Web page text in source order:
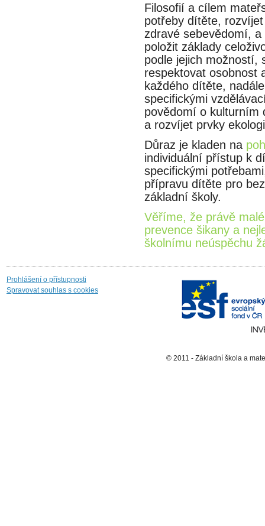
Filosofií a cílem
potřeby dítěte,
zdravé sebevědomí,
položit základy
podle jejich možností,
respektovat osobnost
každého dítěte,
specifickými
povědomí o kulturním
a rozvíjet prvky
Důraz je kladen na
individuální přístup k
specifickými
přípravu dítěte pro
základní školy.
Věříme, že právě
prevence šikany a
školnímu neúspěchu
Prohlášení o přístupnosti
Spravovat souhlas s cookies
© 2011 - Základní škola a